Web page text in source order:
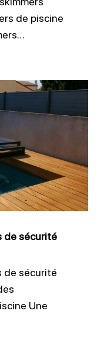
de piscine
de sécurité
de sécurité
Une